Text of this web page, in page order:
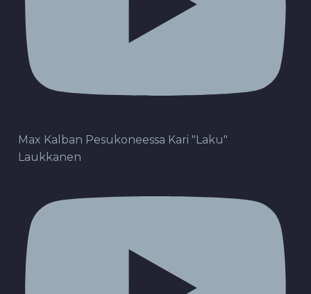
Max Kalban Pesukoneessa Kari "Laku"
Laukkanen